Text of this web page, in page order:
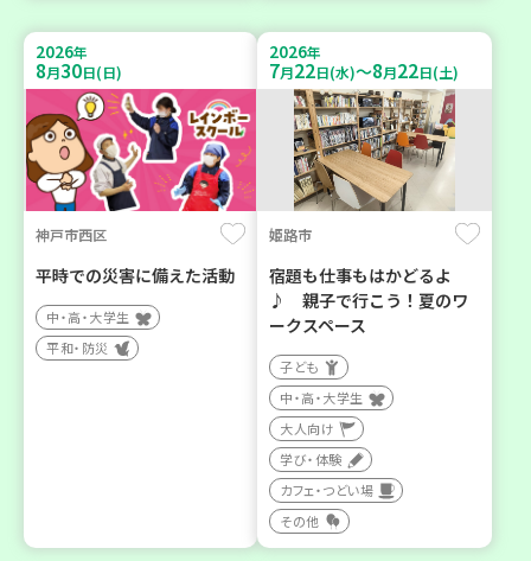
2026年
8月30日(日)
神戸市西区
平時での災害に備えた活動
中・高・大学生
平和・防災
2026年
7月22日(水)～8月22日(土)
姫路市
宿題も仕事もはかどるよ
♪ 親子で行こう！夏のワ
ークスペース
子ども
中・高・大学生
大人向け
学び・体験
カフェ・つどい場
その他